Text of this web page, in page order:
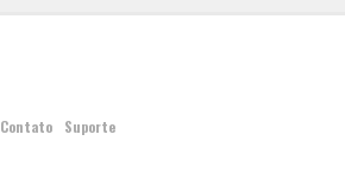
Contato
Suporte